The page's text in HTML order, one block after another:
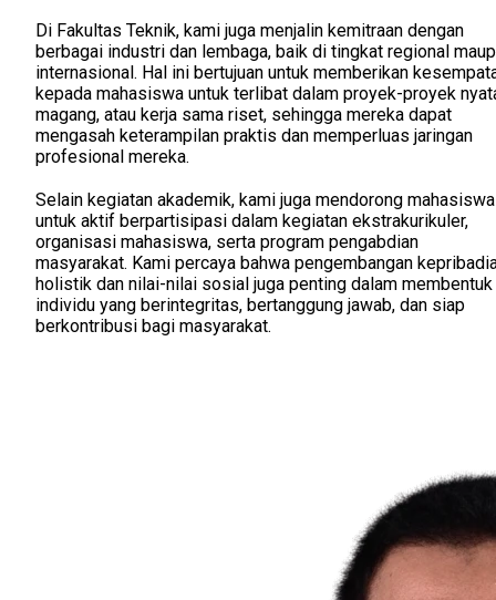
Di Fakultas Teknik, kami juga menjalin kemitraan dengan
berbagai industri dan lembaga, baik di tingkat regional
internasional. Hal ini bertujuan untuk memberikan
kepada mahasiswa untuk terlibat dalam proyek-proyek
magang, atau kerja sama riset, sehingga mereka dapat
mengasah keterampilan praktis dan memperluas jaringan
profesional mereka.
Selain kegiatan akademik, kami juga mendorong mahasiswa
untuk aktif berpartisipasi dalam kegiatan ekstrakurikuler,
organisasi mahasiswa, serta program pengabdian
masyarakat. Kami percaya bahwa pengembangan
holistik dan nilai-nilai sosial juga penting dalam membentuk
individu yang berintegritas, bertanggung jawab, dan siap
berkontribusi bagi masyarakat.